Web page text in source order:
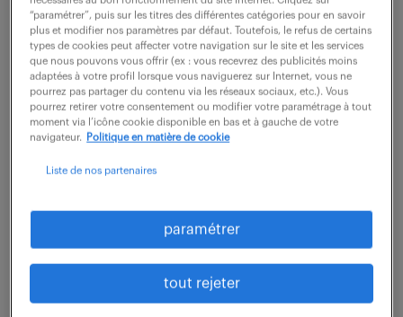
Fournir son expertise technique dans les différentes
étapes d'appel d'offre au sein des équipes
Multifonctionnelles des Achats : * Collecter les
informations techniques liées aux pièces et en...
voir l'offre
acheteur secteur naval (f/h)
“paramétrer”, puis sur les titres des différentes catégories pour en savoir
plus et modifier nos paramètres par défaut. Toutefois, le refus de certains
types de cookies peut affecter votre navigation sur le site et les services
que nous pouvons vous offrir (ex : vous recevrez des publicités moins
adaptées à votre profil lorsque vous naviguerez sur Internet, vous ne
pourrez pas partager du contenu via les réseaux sociaux, etc.). Vous
pourrez retirer votre consentement ou modifier votre paramétrage à tout
moment via l’icône cookie disponible en bas et à gauche de votre
navigateur.
Politique en matière de cookie
Liste de nos partenaires
paramétrer
tout rejeter